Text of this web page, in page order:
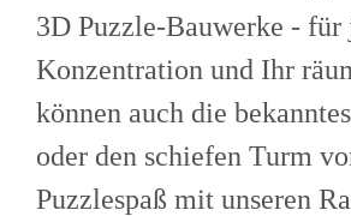
3D Puzzle-Bauwerke - für
Konzentration und Ihr
können auch die
oder den schiefen Turm
Puzzlespaß mit unseren